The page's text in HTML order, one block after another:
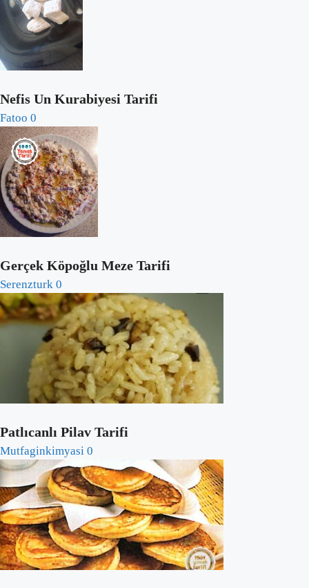
Nefis Un Kurabiyesi Tarifi
Fatoo 0
Gerçek Köpoğlu Meze Tarifi
Serenzturk 0
Patlıcanlı Pilav Tarifi
Mutfaginkimyasi 0